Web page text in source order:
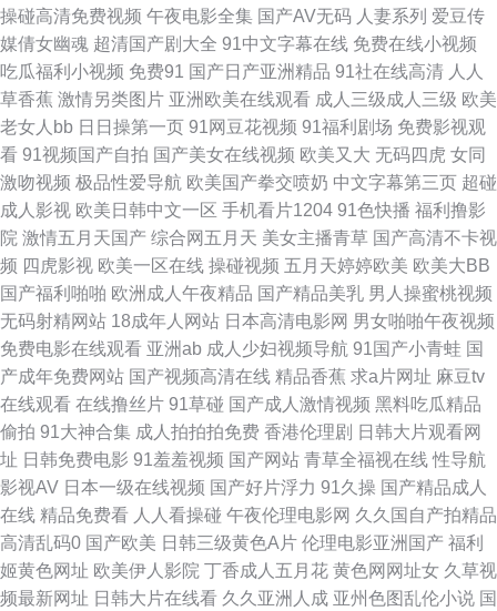
国产 欧美涩涩热 九九热一6 最新黑料吃瓜AV 日韩不卡成人网站 91男女袁什
么吗 五月亭在线 久久微拍福利老司机 91在线观看视频网址 九1免费网站 成
人国产 69福利导航在线 91色色福利视频 91在线视频免费观看 国产豆花在线
播放操 男人的天堂黄色片 婷婷国产福利 91小视频最新网址 国产厨房乱子伦
人人干人 影音先锋色情五月 久干网五月婷 性交欧美 一区国产色 成人天堂 深
深爱激情婷婷 丰满少妇一区二区三区 一级少女一线天 东京热av在线播放 色
无极亚洲影院 91综合影院 青青草网av黄色在线 91啦操全 久久国产精品
9199 91丝袜在线观看 日韩1234级 91中文网在线播放 丝袜avtt东京热 91在
线视频免费观看 欧美150p 91快播视频在线观看 久草福利网 91青椒草莓 蜜
臀91九色原创 91视频在线观看 欧美吧第一页 91农村站街熟女露脸 91av免
费视频 性爱探花 91色情软件入口 久操视频在线 美女丝袜足交 国产在线ts 午
操碰高清免费视频 午夜电影全集 国产AV无码 人妻系列 爱豆传
媒倩女幽魂 超清国产剧大全 91中文字幕在线 免费在线小视频
吃瓜福利小视频 免费91 国产日产亚洲精品 91社在线高清 人人
草香蕉 激情另类图片 亚洲欧美在线观看 成人三级成人三级 欧美
老女人bb 日日操第一页 91网豆花视频 91福利剧场 免费影视观
看 91视频国产自拍 国产美女在线视频 欧美又大 无码四虎 女同
激吻视频 极品性爱导航 欧美国产拳交喷奶 中文字幕第三页 超碰
成人影视 欧美日韩中文一区 手机看片1204 91色快播 福利撸影
院 激情五月天国产 综合网五月天 美女主播青草 国产高清不卡视
频 四虎影视 欧美一区在线 操碰视频 五月天婷婷欧美 欧美大BB
国产福利啪啪 欧洲成人午夜精品 国产精品美乳 男人操蜜桃视频
无码射精网站 18成年人网站 日本高清电影网 男女啪啪午夜视频
免费电影在线观看 亚洲ab 成人少妇视频导航 91国产小青蛙 国
产成年免费网站 国产视频高清在线 精品香蕉 求a片网址 麻豆tv
在线观看 在线撸丝片 91草碰 国产成人激情视频 黑料吃瓜精品
偷拍 91大神合集 成人拍拍拍免费 香港伦理剧 日韩大片观看网
址 日韩免费电影 91羞羞视频 国产网站 青草全福视在线 性导航
影视AV 日本一级在线视频 国产好片浮力 91久操 国产精品成人
在线 精品免费看 人人看操碰 午夜伦理电影网 久久国自产拍精品
高清乱码0 国产欧美 日韩三级黄色A片 伦理电影亚洲国产 福利
姬黄色网址 欧美伊人影院 丁香成人五月花 黄色网网址女 久草视
频最新网址 日韩大片在线看 久久亚洲人成 亚州色图乱伦小说 国